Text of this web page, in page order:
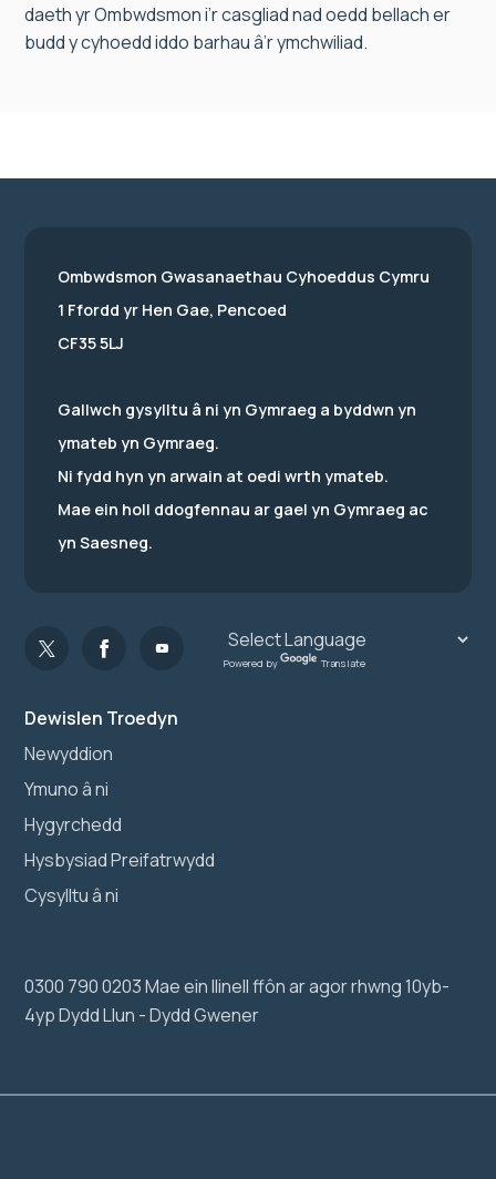
daeth yr Ombwdsmon i’r casgliad nad oedd bellach er
budd y cyhoedd iddo barhau â’r ymchwiliad.
Dewislen Troedyn
Newyddion
Ymuno â ni
Hygyrchedd
Hysbysiad Preifatrwydd
Cysylltu â ni
0300 790 0203 Mae ein llinell ffôn ar agor rhwng 10yb-
4yp Dydd Llun - Dydd Gwener
Ombwdsmon Gwasanaethau Cyhoeddus Cymru
1 Ffordd yr Hen Gae, Pencoed
CF35 5LJ
Gallwch gysylltu â ni yn Gymraeg a byddwn yn
ymateb yn Gymraeg.
Ni fydd hyn yn arwain at oedi wrth ymateb.
Mae ein holl ddogfennau ar gael yn Gymraeg ac
yn Saesneg.
Powered by Translate